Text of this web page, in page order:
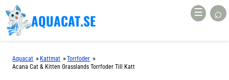
AQUACAT.SE ☰ ⌕
Aquacat » Kattmat »Torrfoder »
Acana Cat & Kitten Grasslands Torrfoder Till Katt